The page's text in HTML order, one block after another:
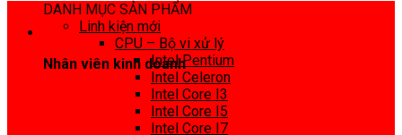
Nhân viên kinh doanh
DANH MỤC SẢN PHẨM
Linh kiện mới
CPU – Bộ vi xử lý
Intel Pentium
Intel Celeron
Intel Core I3
Intel Core I5
Intel Core I7